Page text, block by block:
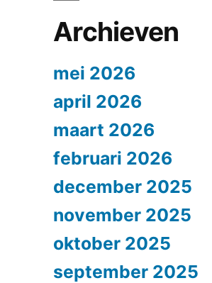
Archieven
mei 2026
april 2026
maart 2026
februari 2026
december 2025
november 2025
oktober 2025
september 2025